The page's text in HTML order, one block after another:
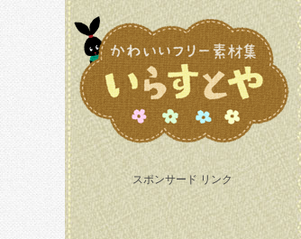
スポンサード リンク